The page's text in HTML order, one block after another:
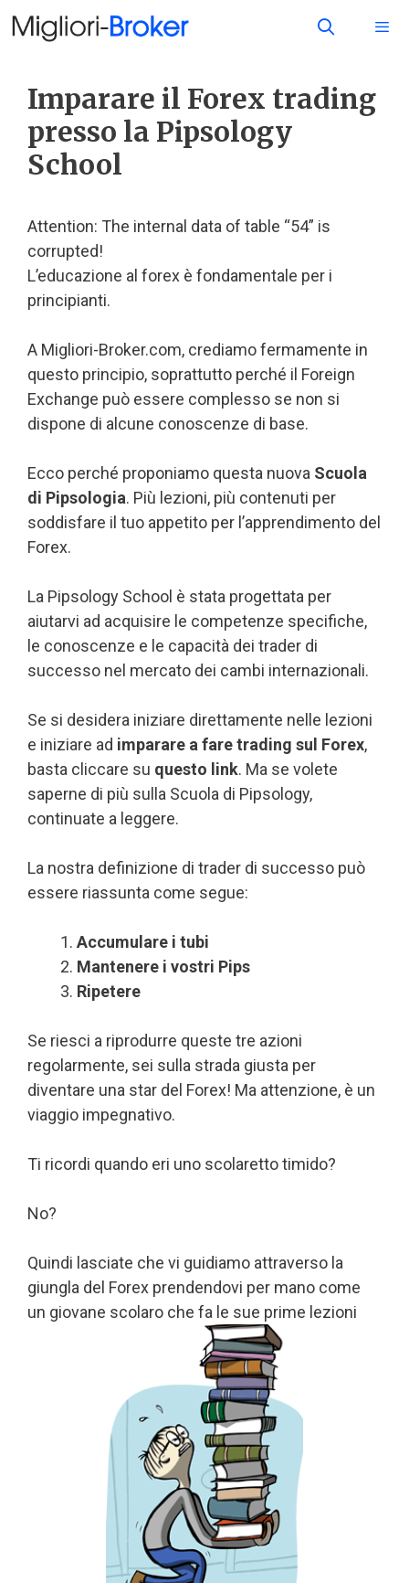
Imparare il Forex trading
presso la Pipsology
School
Attention: The internal data of table “54” is
corrupted!
L’educazione al forex è fondamentale per i
principianti.
A Migliori-Broker.com, crediamo fermamente in
questo principio, soprattutto perché il Foreign
Exchange può essere complesso se non si
dispone di alcune conoscenze di base.
Ecco perché proponiamo questa nuova Scuola
di Pipsologia. Più lezioni, più contenuti per
soddisfare il tuo appetito per l’apprendimento del
Forex.
La Pipsology School è stata progettata per
aiutarvi ad acquisire le competenze specifiche,
le conoscenze e le capacità dei trader di
successo nel mercato dei cambi internazionali.
Se si desidera iniziare direttamente nelle lezioni
e iniziare ad imparare a fare trading sul Forex,
basta cliccare su questo link. Ma se volete
saperne di più sulla Scuola di Pipsology,
continuate a leggere.
La nostra definizione di trader di successo può
essere riassunta come segue:
Accumulare i tubi
Mantenere i vostri Pips
Ripetere
Se riesci a riprodurre queste tre azioni
regolarmente, sei sulla strada giusta per
diventare una star del Forex! Ma attenzione, è un
viaggio impegnativo.
Ti ricordi quando eri uno scolaretto timido?
No?
Quindi lasciate che vi guidiamo attraverso la
giungla del Forex prendendovi per mano come
un giovane scolaro che fa le sue prime lezioni